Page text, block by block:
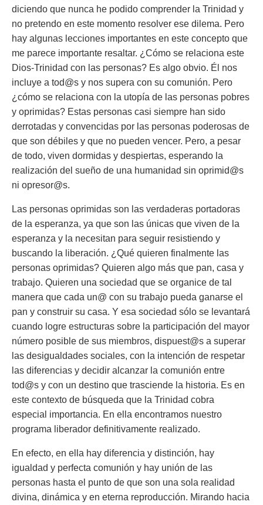
diciendo que nunca he podido comprender la Trinidad y
no pretendo en este momento resolver ese dilema. Pero
hay algunas lecciones importantes en este concepto que
me parece importante resaltar. ¿Cómo se relaciona este
Dios-Trinidad con las personas? Es algo obvio. Él nos
incluye a tod@s y nos supera con su comunión. Pero
¿cómo se relaciona con la utopía de las personas pobres
y oprimidas? Estas personas casi siempre han sido
derrotadas y convencidas por las personas poderosas de
que son débiles y que no pueden vencer. Pero, a pesar
de todo, viven dormidas y despiertas, esperando la
realización del sueño de una humanidad sin oprimid@s
ni opresor@s.
Las personas oprimidas son las verdaderas portadoras
de la esperanza, ya que son las únicas que viven de la
esperanza y la necesitan para seguir resistiendo y
buscando la liberación. ¿Qué quieren finalmente las
personas oprimidas? Quieren algo más que pan, casa y
trabajo. Quieren una sociedad que se organice de tal
manera que cada un@ con su trabajo pueda ganarse el
pan y construir su casa. Y esa sociedad sólo se levantará
cuando logre estructuras sobre la participación del mayor
número posible de sus miembros, dispuest@s a superar
las desigualdades sociales, con la intención de respetar
las diferencias y decidir alcanzar la comunión entre
tod@s y con un destino que trasciende la historia. Es en
este contexto de búsqueda que la Trinidad cobra
especial importancia. En ella encontramos nuestro
programa liberador definitivamente realizado.
En efecto, en ella hay diferencia y distinción, hay
igualdad y perfecta comunión y hay unión de las
personas hasta el punto de que son una sola realidad
divina, dinámica y en eterna reproducción. Mirando hacia